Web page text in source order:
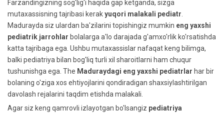
Farzandingizning sog'lig'i haqida gap ketganda, sizga
mutaxassisning tajribasi kerakyuqori malakali pediatr
Madurayda siz ulardan ba'zilarini topishingiz mumkin eng yaxshi
pediatrik jarrohlar bolalarga a'lo darajada g'amxo'rlik ko'rsatishda
katta tajribaga ega. Ushbu mutaxassislar nafaqat keng bilimga,
balki pediatriya bilan bog'liq turli xil sharoitlarni ham chuqur
tushunishga ega. The Maduraydagi eng yaxshi pediatrlar har bir
bolaning o'ziga xos ehtiyojlarini qondiradigan shaxsiylashtirilgan
davolash rejalarini taqdim etishda malakali.
Agar siz keng qamrovli izlayotgan bo'lsangiz pediatriya